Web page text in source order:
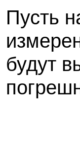
Пусть
будут